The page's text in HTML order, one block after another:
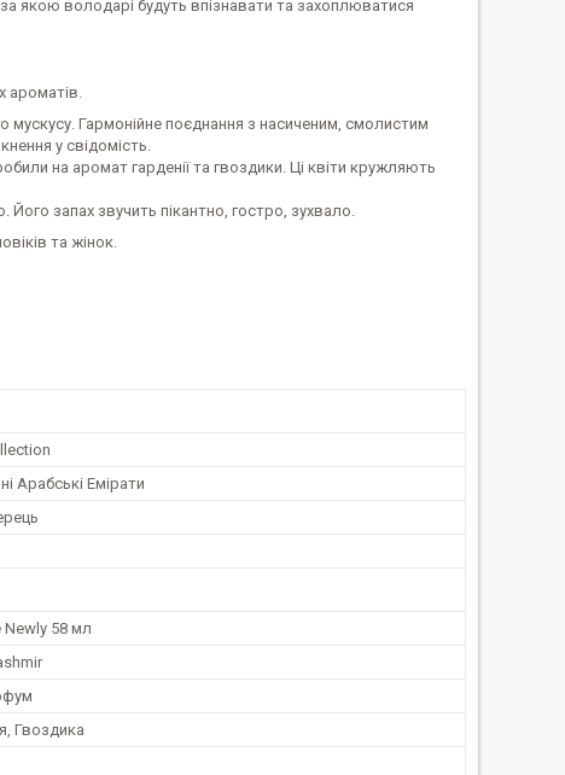
якою володарі будуть впізнавати та захоплюватися
ароматів.
Гармонійне поєднання з насиченим, смолистим
у свідомість.
на аромат гарденії та гвоздики. Ці квіти кружляють
запах звучить пікантно, гостро, зухвало.
та жінок.
Арабські Емірати
Newly 58 мл
Гвоздика